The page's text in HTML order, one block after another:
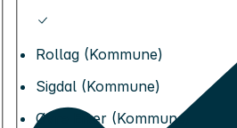
Rollag (Kommune)
Sigdal (Kommune)
Øvre Eiker (Kommune)